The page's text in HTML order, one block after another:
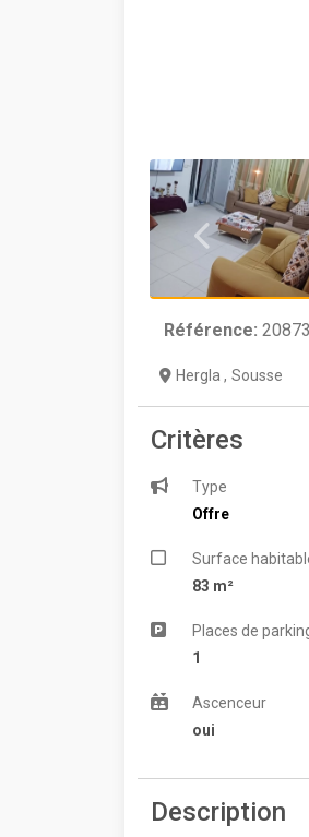
Référence:
Hergla , Sousse
Critères
Type
Offre
Surface
83 m²
Places de
1
Ascenceur
oui
Description